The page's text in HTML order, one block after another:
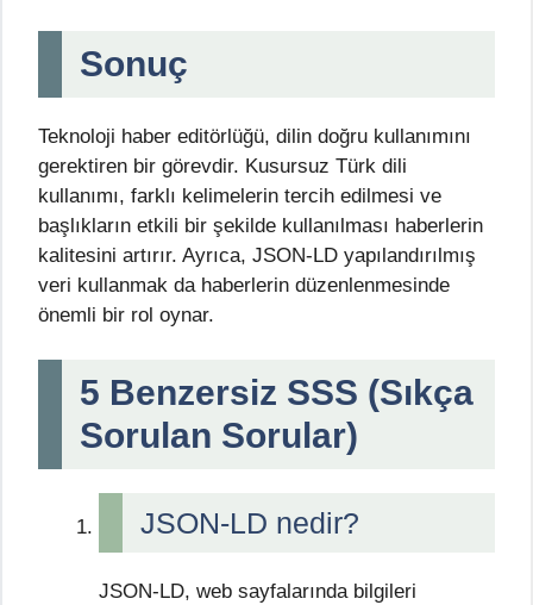
Sonuç
Teknoloji haber editörlüğü, dilin doğru kullanımını
gerektiren bir görevdir. Kusursuz Türk dili
kullanımı, farklı kelimelerin tercih edilmesi ve
başlıkların etkili bir şekilde kullanılması haberlerin
kalitesini artırır. Ayrıca, JSON-LD yapılandırılmış
veri kullanmak da haberlerin düzenlenmesinde
önemli bir rol oynar.
5 Benzersiz SSS (Sıkça
Sorulan Sorular)
JSON-LD nedir?
JSON-LD, web sayfalarında bilgileri